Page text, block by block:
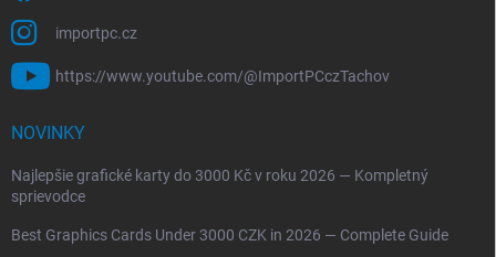
importpc.cz
https://www.youtube.com/@ImportPCczTachov
NOVINKY
Najlepšie grafické karty do 3000 Kč v roku 2026 — Kompletný
sprievodce
Best Graphics Cards Under 3000 CZK in 2026 — Complete Guide